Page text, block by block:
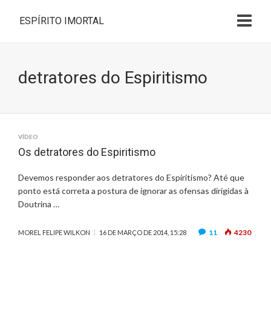
ESPÍRITO IMORTAL
detratores do Espiritismo
VÍDEO
Os detratores do Espiritismo
Devemos responder aos detratores do Espiritismo? Até que
ponto está correta a postura de ignorar as ofensas dirigidas à
Doutrina …
MOREL FELIPE WILKON 16 DE MARÇO DE 2014, 15:28 11 4230